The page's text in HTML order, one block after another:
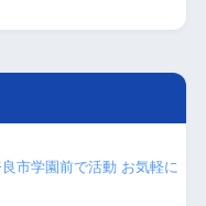
市学園前で活動 お気軽に